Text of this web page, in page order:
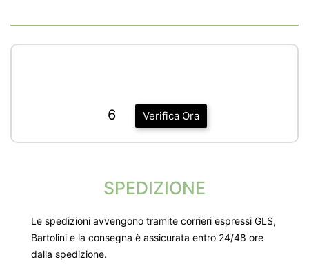
Verifica Ora
6
SPEDIZIONE
Le spedizioni avvengono tramite corrieri espressi GLS,
Bartolini e la consegna è assicurata entro 24/48 ore
dalla spedizione.